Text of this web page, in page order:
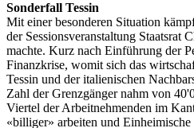
Sonderfall Tessin
Mit einer besonderen Situation
der Sessionsveranstaltung Staatsrat
machte. Kurz nach Einführung der
Finanzkrise, womit sich das
Tessin und der italienischen
Zahl der Grenzgänger nahm von
Viertel der Arbeitnehmenden im
«billiger» arbeiten und